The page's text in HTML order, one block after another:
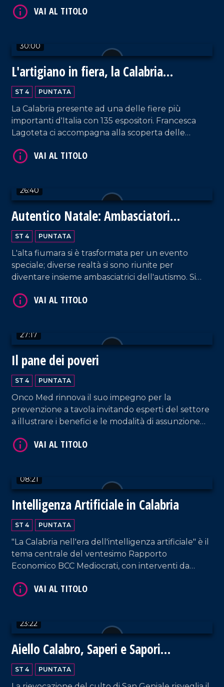
30:00
L'artigiano in fiera, la Calabria
protagonista a Milano
ST 4 PUNTATA
La Calabria presente ad una delle fiere più
importanti d'Italia con 135 espositori. Francesca
Lagoteta ci accompagna alla scoperta delle
primario e secondario del territorio, tra gli ospiti
passato e futuro che ha uno sguardo rivolto verso
il progresso.
26:40
Autentico Natale: Ambasciatori
dell'Autismo
ST 4 PUNTATA
L'alta fiumara si è trasformata per un evento
speciale; diverse realtà si sono riunite per
diventare insieme ambasciatrici dell'autismo. Si
voce ad ogni bisbiglio.
27:17
Il pane dei poveri
ST 4 PUNTATA
Onco Med rinnova il suo impegno per la
prevenzione a tavola invitando esperti del settore
a illustrare i benefici e le modalità di assunzione
VAI AL TITOLO
08:21
Intelligenza Artificiale in Calabria
ST 4 PUNTATA
"La Calabria nell'era dell'intelligenza artificiale" è il
tema centrale del ventesimo Rapporto
Economico BCC Mediocrati, con interventi da
svantaggi delle nuove tecnologie.
VAI AL TITOLO
23:22
Aiello Calabro, Saperi e Sapori
d'Autunno 2024: un viaggio tra storia,
tradizioni e fede
ST 4 PUNTATA
VAI AL TITOLO
VAI AL TITOLO
VAI AL TITOLO